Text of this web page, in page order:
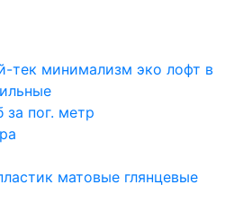
тек минимализм эко лофт в
пог. метр
матовые глянцевые